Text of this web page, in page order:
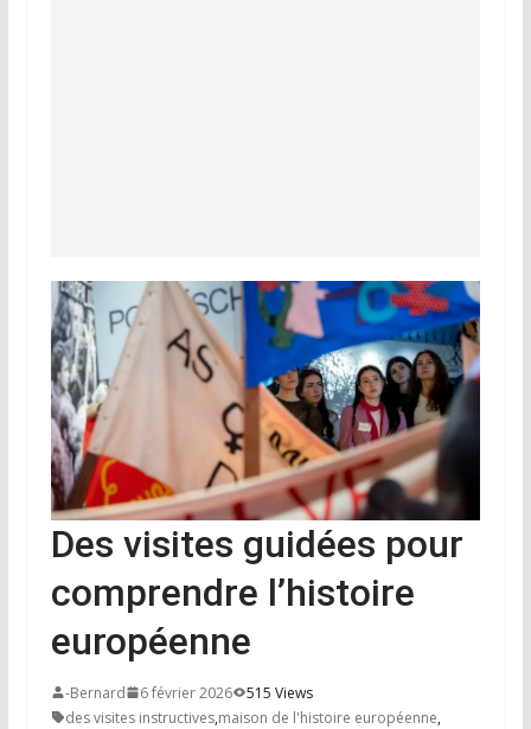
Des visites guidées pour
comprendre l’histoire
européenne
-Bernard 6 février 2026
515 Views
des visites instructives,maison de l'histoire européenne,